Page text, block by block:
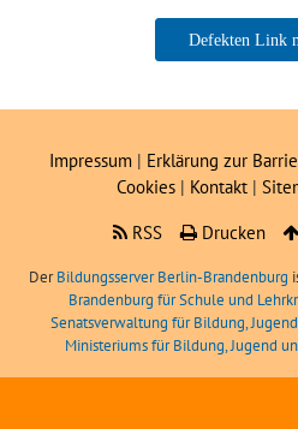
Impressum | Erklärung zur
Cookies| Kontakt |
RSS
Drucken
DerBildungsserver Berlin-Brandenburg
Brandenburg für Schule und
Senatsverwaltung für Bildung,
Ministeriums für Bildung, Jugend